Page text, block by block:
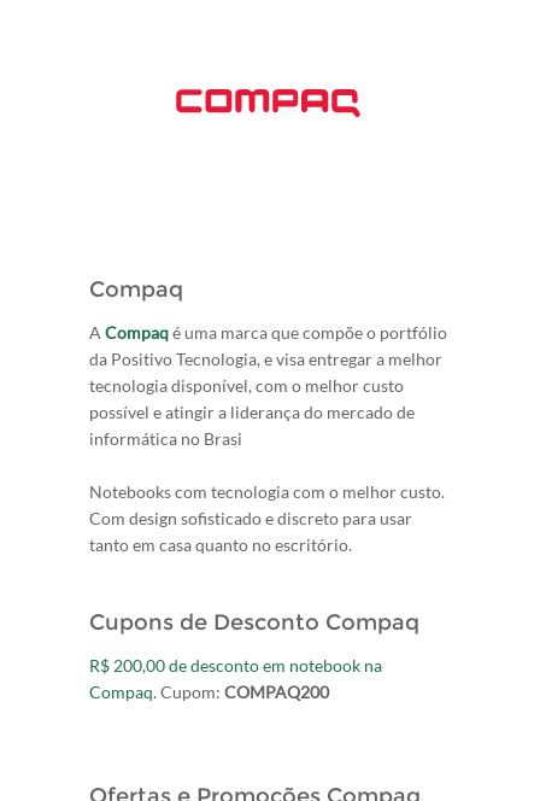
Compaq
A Compaqé uma marca que compõe o portfólio
da Positivo Tecnologia, e visa entregar a melhor
tecnologia disponível, com o melhor custo
possível e atingir a liderança do mercado de
informática no Brasi
Notebooks com tecnologia com o melhor custo.
Com design sofisticado e discreto para usar
tanto em casa quanto no escritório.
Cupons de Desconto Compaq
R$ 200,00 de desconto em notebook na
Compaq.Cupom: COMPAQ200